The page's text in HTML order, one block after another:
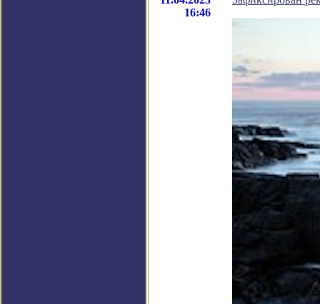
16:46